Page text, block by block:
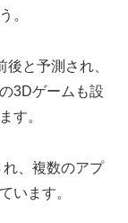
。
と予測され、
3Dゲームも設
す。
れ、複数のアプ
います。